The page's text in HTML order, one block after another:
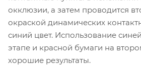
окклюзии, а затем проводится
окраской динамических
синий цвет. Использование
этапе и красной бумаги на
хорошие результаты.